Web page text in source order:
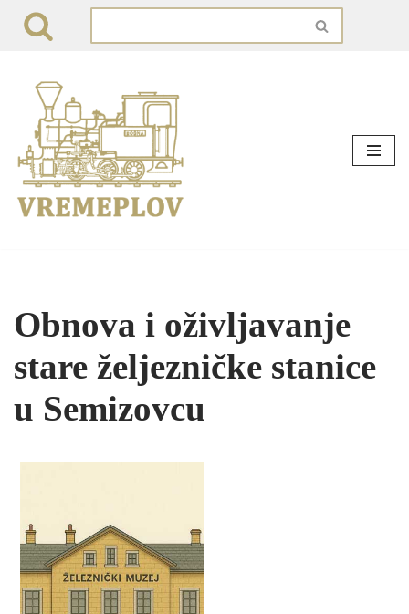
content
Obnova i oživljavanje
stare željezničke stanice
u Semizovcu